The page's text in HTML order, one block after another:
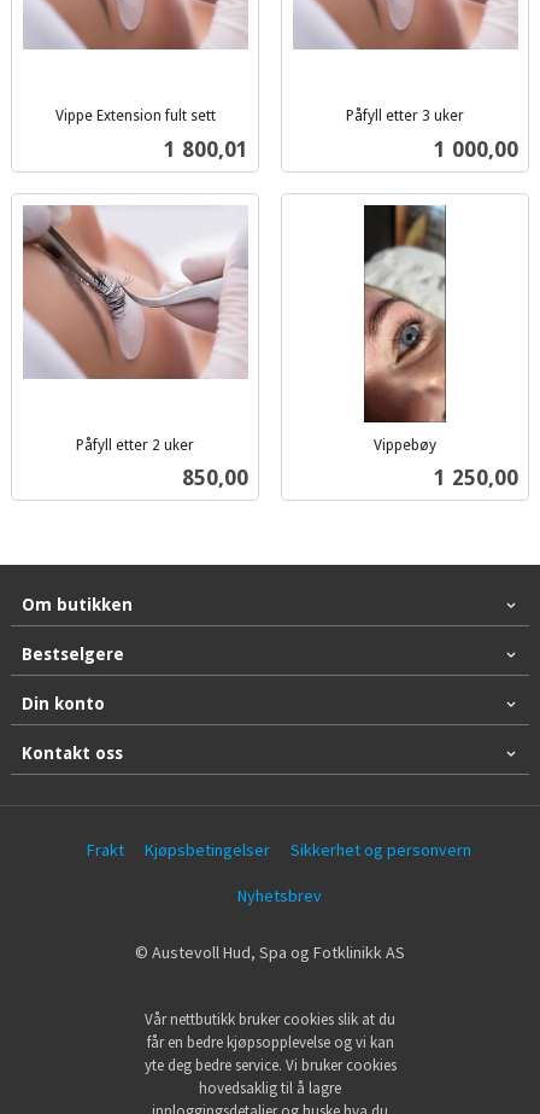
Vippe Extension fult sett
Pris
1 800,01
Påfyll etter 3 uker
Pris
1 000,00
Påfyll etter 2 uker
Pris
850,00
Vippebøy
Pris
1 250,00
Om butikken
Bestselgere
Din konto
Kontakt oss
Frakt Kjøpsbetingelser Sikkerhet og personvern
Nyhetsbrev
© Austevoll Hud, Spa og Fotklinikk AS
Vår nettbutikk bruker cookies slik at du
får en bedre kjøpsopplevelse og vi kan
yte deg bedre service. Vi bruker cookies
hovedsaklig til å lagre